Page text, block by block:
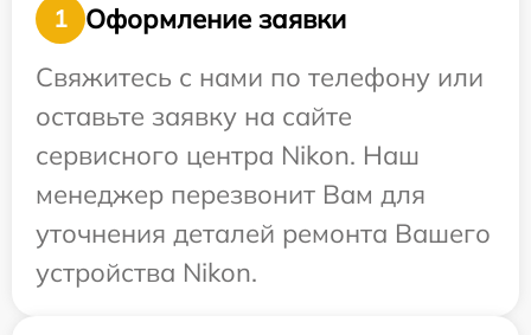
1
Оформление заявки
Свяжитесь с нами по телефону или
оставьте заявку на сайте
сервисного центра Nikon. Наш
менеджер перезвонит Вам для
уточнения деталей ремонта Вашего
устройства Nikon.